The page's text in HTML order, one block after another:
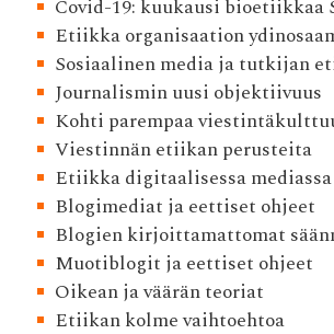
Covid-19: kuukausi bioetiikkaa
Etiikka organisaation
Sosiaalinen media ja tutkijan
Journalismin uusi objektiivuus
Kohti parempaa
Viestinnän etiikan perusteita
Etiikka digitaalisessa mediassa
Blogimediat ja eettiset ohjeet
Blogien kirjoittamattomat
Muotiblogit ja eettiset ohjeet
Oikean ja väärän teoriat
Etiikan kolme vaihtoehtoa